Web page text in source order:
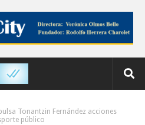
Tonantzin Fernández acciones
público